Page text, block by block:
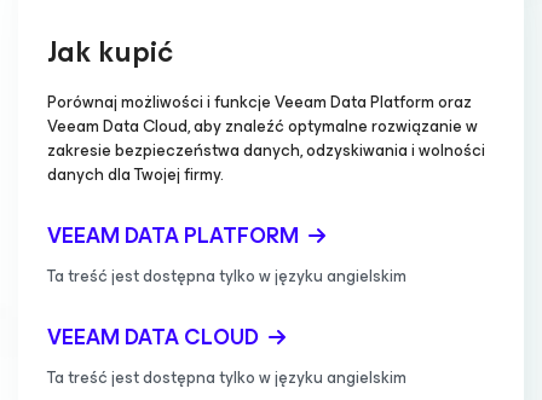
Jak kupić
Porównaj możliwości i funkcje Veeam Data Platform oraz
Veeam Data Cloud, aby znaleźć optymalne rozwiązanie w
zakresie bezpieczeństwa danych, odzyskiwania i wolności
danych dla Twojej firmy.
VEEAM DATA PLATFORM
Ta treść jest dostępna tylko w języku angielskim
VEEAM DATA CLOUD
Ta treść jest dostępna tylko w języku angielskim